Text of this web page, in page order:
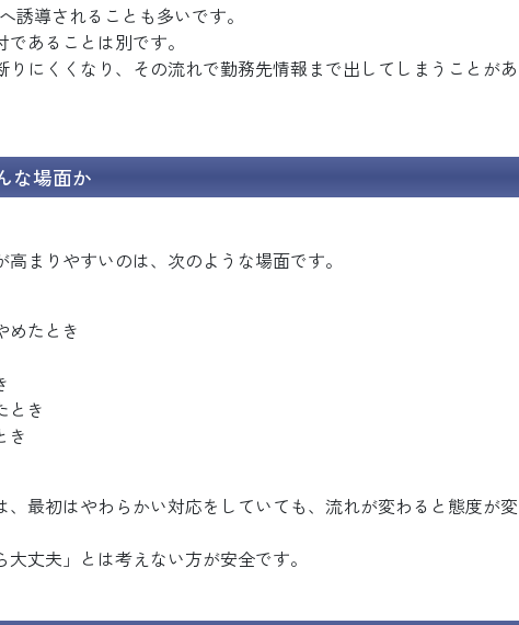
誘導されることも多いです。
あることは別です。
りにくくなり、その流れで勤務先情報まで出してしまうことがあ
な場面か
まりやすいのは、次のような場面です。
めたとき
とき
き
最初はやわらかい対応をしていても、流れが変わると態度が変
丈夫」とは考えない方が安全です。